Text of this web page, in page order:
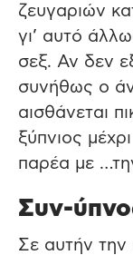
ζευγαριών
γι’ αυτό
σεξ. Αν δεν
συνήθως ο
αισθάνεται
ξύπνιος
παρέα με
Συν-
Σε αυτήν την